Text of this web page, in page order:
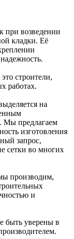
при возведении
кладки. Её
строители,
работах.
на
Мы предлагаем
изготовления
запрос,
сетки во многих
производим,
и
быть уверены в